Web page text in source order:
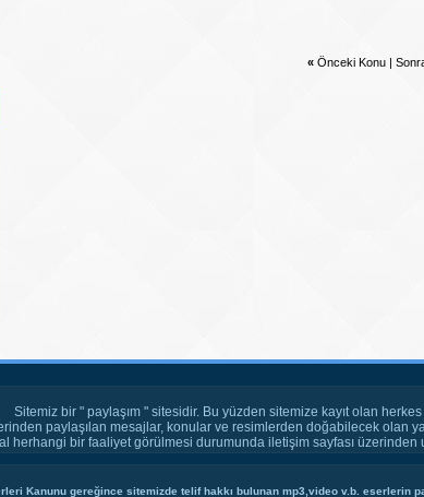
« Önceki Konu|
Sitemiz bir " paylaşım " sitesidir. Bu yüzden sitemize kayıt olan herkes
paylaşılan mesajlar, konular ve resimlerden doğabilecek olan
herhangi bir faaliyet görülmesi durumunda iletişim sayfası
Kanunu gereğince sitemizde telif hakkı bulunan mp3,video v.b.